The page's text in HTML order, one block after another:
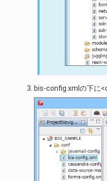
bis-config.xmlの下に